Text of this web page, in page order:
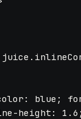
blue;
height: